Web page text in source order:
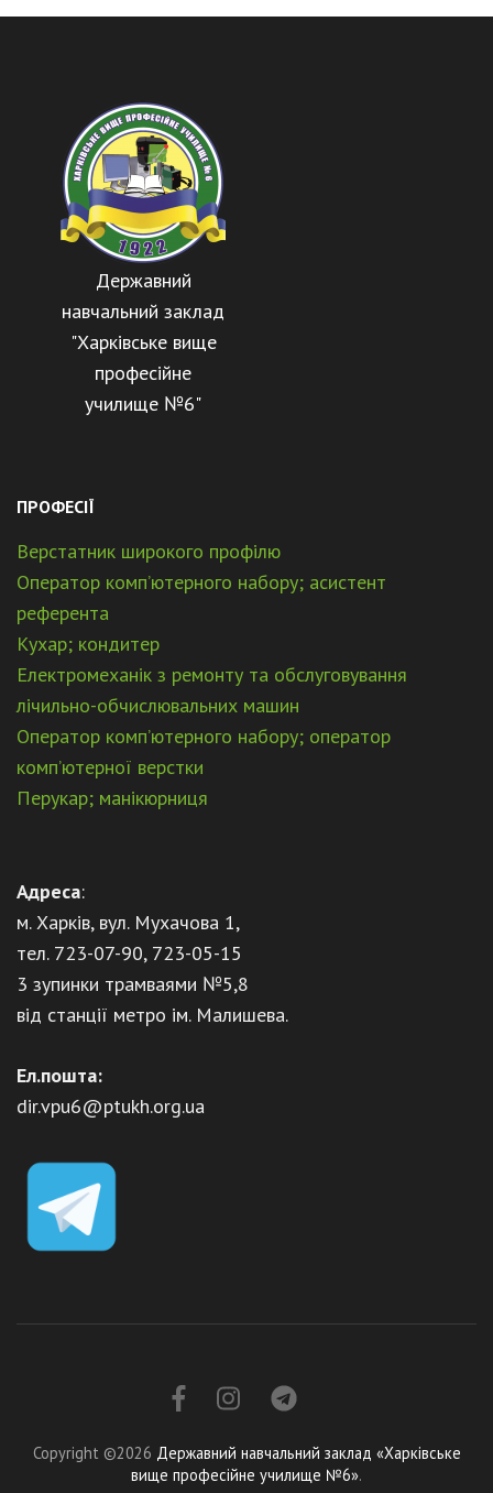
Державний
навчальний заклад
"Харківське вище
професійне
училище №6"
ПРОФЕСІЇ
Верстатник широкого профілю
Оператор комп’ютерного набору; асистент
референта
Кухар; кондитер
Електромеханік з ремонту та обслуговування
лічильно-обчислювальних машин
Оператор комп’ютерного набору; оператор
комп’ютерної верстки
Перукар; манікюрниця
Адреса:
м. Харків, вул. Мухачова 1,
тел. 723-07-90, 723-05-15
3 зупинки трамваями №5,8
від станції метро ім. Малишева.
Ел.пошта:
dir.vpu6@ptukh.org.ua
Copyright ©2026 Державний навчальний заклад «Харківське
вище професійне училище №6».